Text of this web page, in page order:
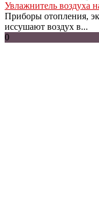
Увлажнитель воздуха
Приборы отопления,
иссушают воздух в...
0